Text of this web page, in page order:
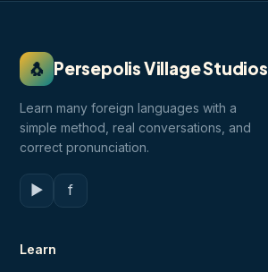
🐧 Persepolis Village Studios
Learn many foreign languages with a
simple method, real conversations, and
correct pronunciation.
▶ f
Learn